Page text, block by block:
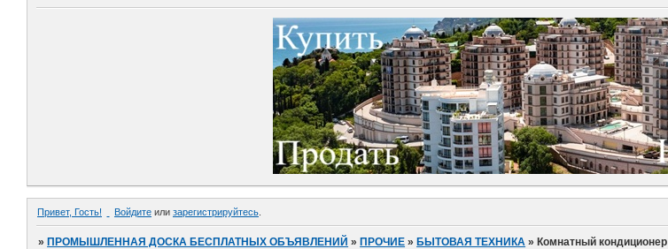
Привет, Гость! Войдите или зарегистрируйтесь
»ПРОМЫШЛЕННАЯ ДОСКА БЕСПЛАТНЫХ ОБЪЯВЛЕНИЙ »ПРОЧИЕ »БЫТОВАЯ ТЕХНИКА »Комнатный кондиционер